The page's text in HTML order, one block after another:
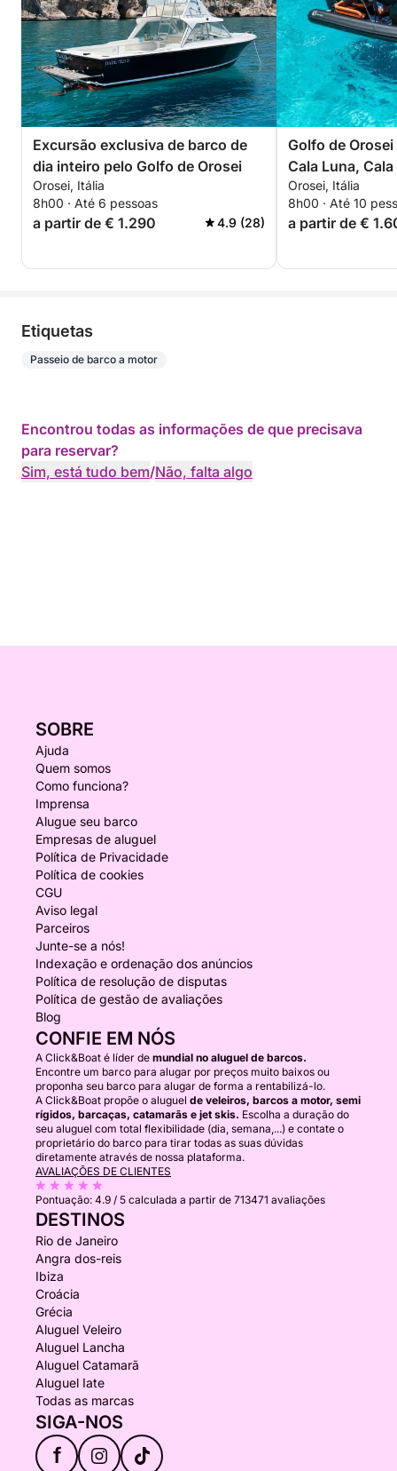
Excursão exclusiva de barco de
dia inteiro pelo Golfo de Orosei
Orosei, Itália
8h00 · Até 6 pessoas
a partir de € 1.290 4.9 (28)
Golfo de
Cala Luna,
belas enseadas.
Orosei, Itália
8h00 · Até 10
a partir de €
Etiquetas
Passeio de barco a motor
Encontrou todas as informações de que precisava
para reservar?
Sim, está tudo bem/Não, falta algo
SOBRE
Ajuda
Quem somos
Como funciona?
Imprensa
Alugue seu barco
Empresas de aluguel
Política de Privacidade
Política de cookies
CGU
Aviso legal
Parceiros
Junte-se a nós!
Indexação e ordenação dos anúncios
Política de resolução de disputas
Política de gestão de avaliações
Blog
CONFIE EM NÓS
A Click&Boat é líder de mundial no aluguel de barcos.
Encontre um barco para alugar por preços muito baixos ou
proponha seu barco para alugar de forma a rentabilizá-lo.
A Click&Boat propõe o aluguel de veleiros, barcos a motor, semi
rígidos, barcaças, catamarãs e jet skis. Escolha a duração do
seu aluguel com total flexibilidade (dia, semana,...) e contate o
proprietário do barco para tirar todas as suas dúvidas
diretamente através de nossa plataforma.
AVALIAÇÕES DE CLIENTES
Pontuação: 4.9 / 5 calculada a partir de 713471 avaliações
DESTINOS
Rio de Janeiro
Angra dos-reis
Ibiza
Croácia
Grécia
Aluguel Veleiro
Aluguel Lancha
Aluguel Catamarã
Aluguel Iate
Todas as marcas
SIGA-NOS
f